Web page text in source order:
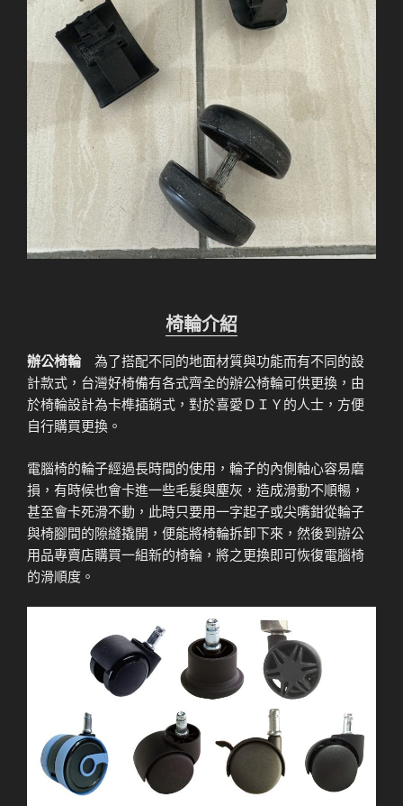
椅輪介紹
辦公椅輪為了搭配不同的地面材質與功能而有不同的設
計款式，台灣好椅備有各式齊全的辦公椅輪可供更換，由
於椅輪設計為卡榫插銷式，對於喜愛ＤＩＹ的人士，方便
自行購買更換。
電腦椅的輪子經過長時間的使用，輪子的內側軸心容易磨
損，有時候也會卡進一些毛髮與塵灰，造成滑動不順暢，
甚至會卡死滑不動，此時只要用一字起子或尖嘴鉗從輪子
與椅腳間的隙縫撬開，便能將椅輪拆卸下來，然後到辦公
用品專賣店購買一組新的椅輪，將之更換即可恢復電腦椅
的滑順度。